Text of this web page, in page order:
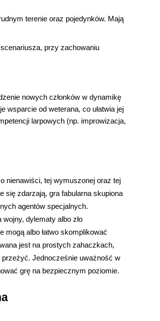
terenie oraz pojedynków. Mają
przy zachowaniu
nowych członków w dynamikę
wsparcie od weterana, co ułatwia jej
larpowych (np. improwizacja,
nienawiści, tej wymuszonej oraz tej
się zdarzają, gra fabularna skupiona
agentów specjalnych.
dylematy albo zło
mogą albo łatwo skomplikować
jest na prostych zahaczkach,
Jednocześnie uważność w
grę na bezpiecznym poziomie.